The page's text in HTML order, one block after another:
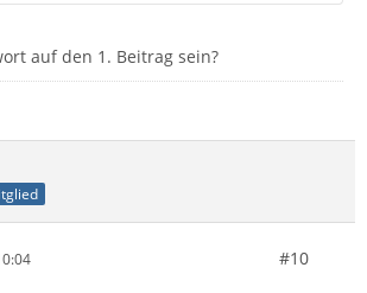
auf den 1. Beitrag sein?
#10